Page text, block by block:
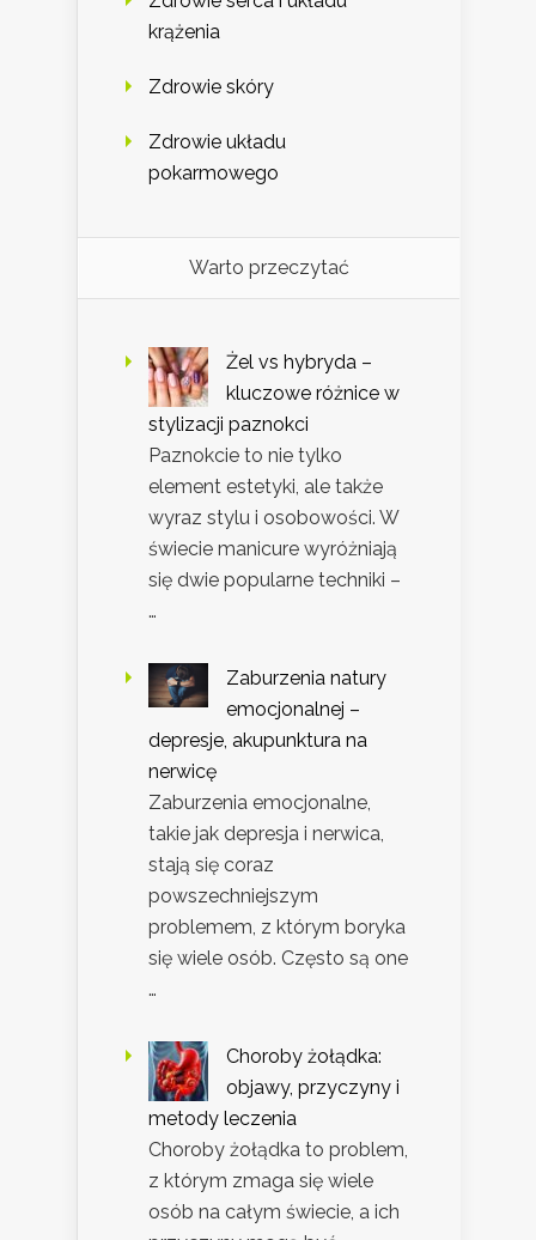
krążenia
Zdrowie skóry
Zdrowie układu
pokarmowego
Warto przeczytać
Żel vs hybryda –
kluczowe różnice w
stylizacji paznokci
Paznokcie to nie tylko
element estetyki, ale także
wyraz stylu i osobowości. W
świecie manicure wyróżniają
się dwie popularne techniki –
…
Zaburzenia natury
emocjonalnej –
depresje, akupunktura na
nerwicę
Zaburzenia emocjonalne,
takie jak depresja i nerwica,
stają się coraz
powszechniejszym
problemem, z którym boryka
się wiele osób. Często są one
…
Choroby żołądka:
objawy, przyczyny i
metody leczenia
Choroby żołądka to problem,
z którym zmaga się wiele
osób na całym świecie, a ich